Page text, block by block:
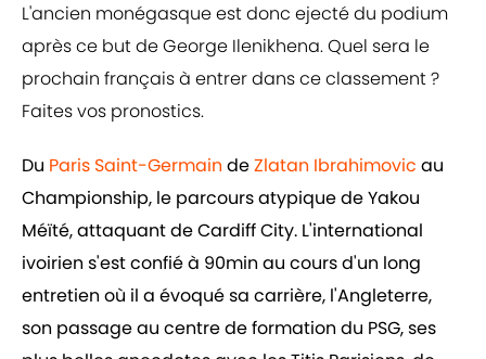
L'ancien monégasque est donc ejecté du podium
après ce but de George Ilenikhena. Quel sera le
prochain français à entrer dans ce classement ?
Faites vos pronostics.
Du Paris Saint-Germain deZlatan Ibrahimovic au
Championship, le parcours atypique de Yakou
Méïté, attaquant de Cardiff City. L'international
ivoirien s'est confié à 90min au cours d'un long
entretien où il a évoqué sa carrière, l'Angleterre,
son passage au centre de formation du PSG, ses